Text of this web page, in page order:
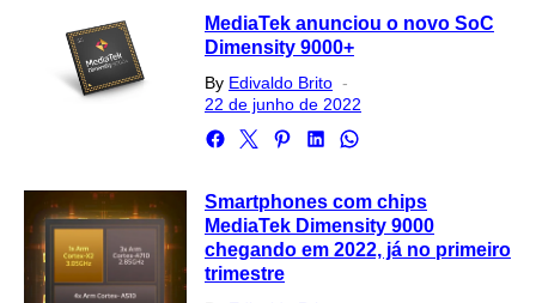
MediaTek anunciou o novo SoC
Dimensity 9000+
By Edivaldo Brito
on
22 de junho de 2022
Smartphones com chips
MediaTek Dimensity 9000
chegando em 2022, já no primeiro
trimestre